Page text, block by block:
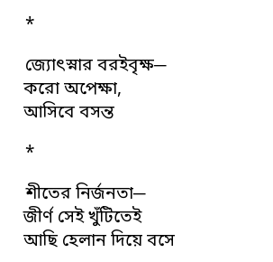
*
জ্যোৎস্নার বরইবৃক্ষ─
করো অপেক্ষা,
আসিবে বসন্ত
*
শীতের নির্জনতা─
জীর্ণ সেই খুঁটিতেই
আছি হেলান দিয়ে বসে